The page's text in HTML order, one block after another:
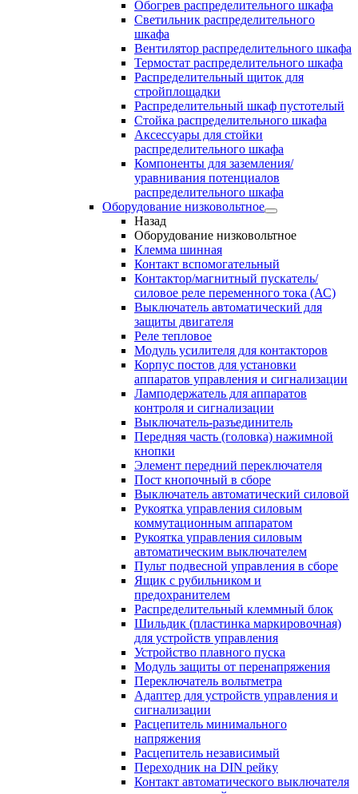
Обогрев распределительного шкафа
Светильник распределительного
шкафа
Вентилятор распределительного шкафа
Термостат распределительного шкафа
Распределительный щиток для
стройплощадки
Распределительный шкаф пустотелый
Стойка распределительного шкафа
Аксессуары для стойки
распределительного шкафа
Компоненты для заземления/
уравнивания потенциалов
распределительного шкафа
Оборудование низковольтное
Назад
Оборудование низковольтное
Клемма шинная
Контакт вспомогательный
Контактор/магнитный пускатель/
силовое реле переменного тока (АС)
Выключатель автоматический для
защиты двигателя
Реле тепловое
Модуль усилителя для контакторов
Корпус постов для установки
аппаратов управления и сигнализации
Ламподержатель для аппаратов
контроля и сигнализации
Выключатель-разъединитель
Передняя часть (головка) нажимной
кнопки
Элемент передний переключателя
Пост кнопочный в сборе
Выключатель автоматический силовой
Рукоятка управления силовым
коммутационным аппаратом
Рукоятка управления силовым
автоматическим выключателем
Пульт подвесной управления в сборе
Ящик с рубильником и
предохранителем
Распределительный клеммный блок
Шильдик (пластинка маркировочная)
для устройств управления
Устройство плавного пуска
Модуль защиты от перенапряжения
Переключатель вольтметра
Адаптер для устройств управления и
сигнализации
Расцепитель минимального
напряжения
Расцепитель независимый
Переходник на DIN рейку
Контакт автоматического выключателя